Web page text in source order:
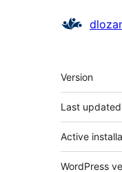
Meta
Version
Last updated
Active
WordPress